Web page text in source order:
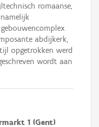
romaanse,
abdijkerk,
opgetrokken werd
wordt aan
1 (Gent)